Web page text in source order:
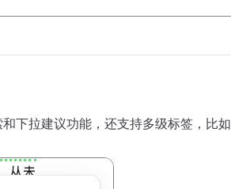
下拉建议功能，还支持多级标签，比如